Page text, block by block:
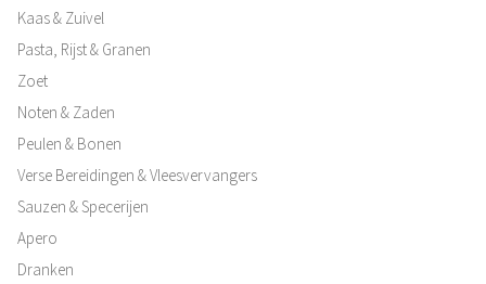
Kaas & Zuivel
Pasta, Rijst & Granen
Zoet
Noten & Zaden
Peulen & Bonen
Verse Bereidingen & Vleesvervangers
Sauzen & Specerijen
Apero
Dranken